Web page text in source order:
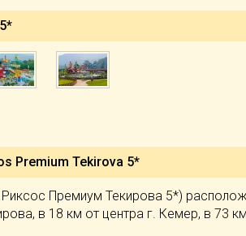
Premium Tekirova 5*
Премиум Текирова 5*)
в 18 км от центра г. Кемер, в 73